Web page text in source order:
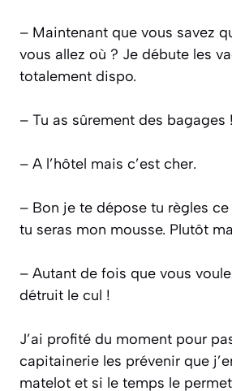
– Maintenant que vous savez
vous allez où ? Je débute les
totalement dispo.
– Tu as sûrement des bagages !
– A l’hôtel mais c’est cher.
– Bon je te dépose tu règles
tu seras mon mousse. Plutôt
– Autant de fois que vous
détruit le cul !
J’ai profité du moment pour
capitainerie les prévenir que
matelot et si le temps le